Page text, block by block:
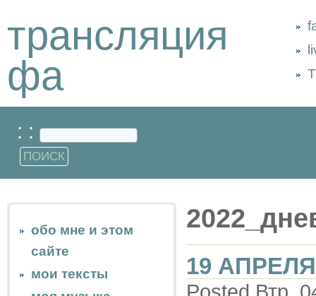
трансляция
фа
: :
обо мне и этом
сайте
мои тексты
19 АПРЕЛЯ